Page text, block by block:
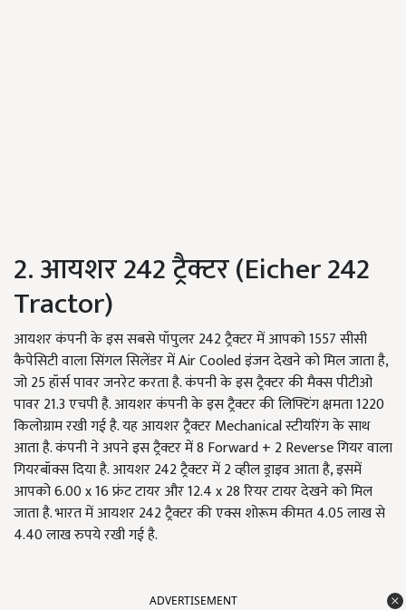
2. आयशर 242 ट्रैक्टर (Eicher 242
Tractor)
आयशर कंपनी के इस सबसे पॉपुलर 242 ट्रैक्टर में आपको 1557 सीसी
कैपेसिटी वाला सिंगल सिलेंडर में Air Cooled इंजन देखने को मिल जाता है,
जो 25 हॉर्स पावर जनरेट करता है. कंपनी के इस ट्रैक्टर की मैक्स पीटीओ
पावर 21.3 एचपी है. आयशर कंपनी के इस ट्रैक्टर की लिफ्टिंग क्षमता 1220
किलोग्राम रखी गई है. यह आयशर ट्रैक्टर Mechanical स्टीयरिंग के साथ
आता है. कंपनी ने अपने इस ट्रैक्टर में 8 Forward + 2 Reverse गियर वाला
गियरबॉक्स दिया है. आयशर 242 ट्रैक्टर में 2 व्हील ड्राइव आता है, इसमें
आपको 6.00 x 16 फ्रंट टायर और 12.4 x 28 रियर टायर देखने को मिल
जाता है. भारत में आयशर 242 ट्रैक्टर की एक्स शोरूम कीमत 4.05 लाख से
4.40 लाख रुपये रखी गई है.
ADVERTISEMENT